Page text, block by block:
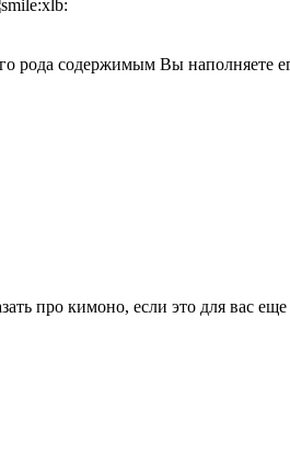
рода содержимым Вы наполняете
про кимоно, если это для вас еще